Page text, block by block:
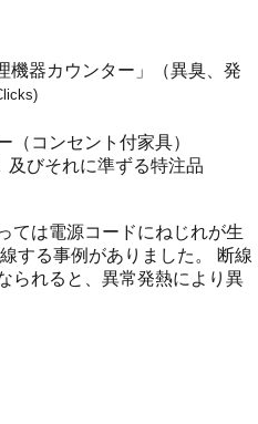
機器カウンター」（異臭、発
（コンセント付家具）
及びそれに準ずる特注品
ては電源コードにねじれが生
する事例がありました。 断線
られると、異常発熱により異